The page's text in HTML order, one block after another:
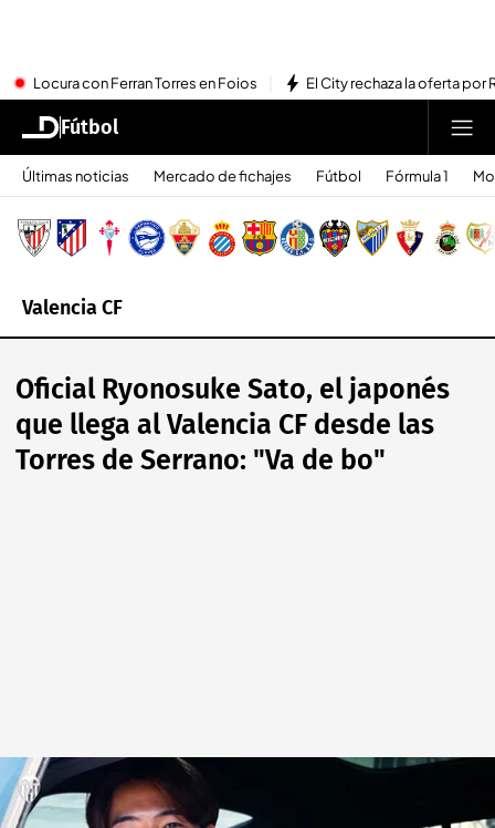
Locura con Ferran Torres en Foios El City rechaza la oferta por
Fútbol
Últimas noticias Mercado de fichajes Fútbol Fórmula 1
Valencia CF
Oficial Ryonosuke Sato, el japonés
que llega al Valencia CF desde las
Torres de Serrano: "Va de bo"
Ryonosuke Sato ficha por el Valencia CF